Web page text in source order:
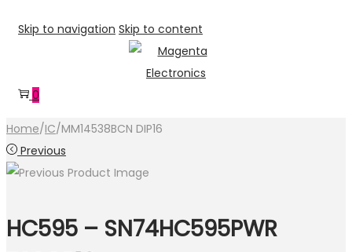
Skip to navigation Skip to content
0
Home/IC/MM14538BCN DIP16
Previous
HC595 – SN74HC595PWR